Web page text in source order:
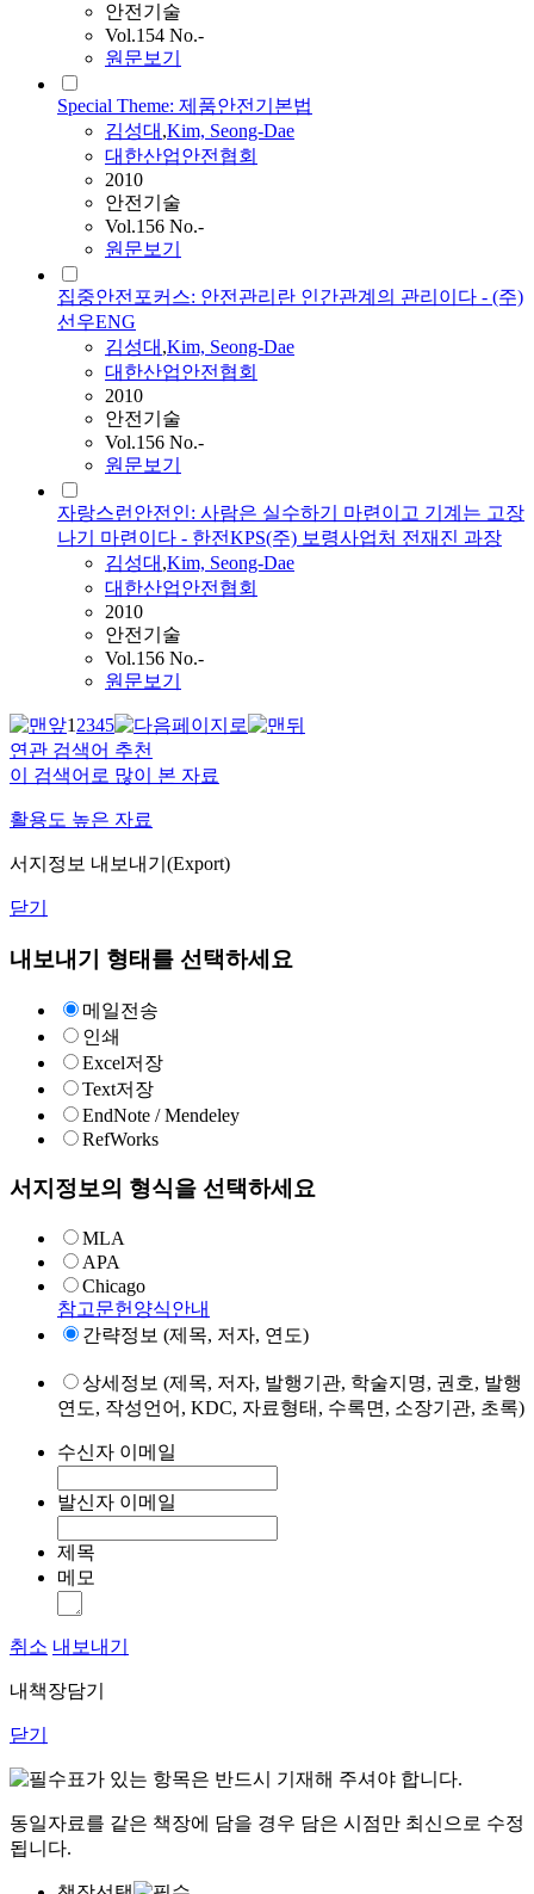
안전기술
Vol.154 No.-
원문보기
Special Theme: 제품안전기본법
김성대 ,Kim, Seong-Dae
대한산업안전협회
2010
안전기술
Vol.156 No.-
원문보기
집중안전포커스: 안전관리란 인간관계의 관리이다 - (주)
선우ENG
김성대 ,Kim, Seong-Dae
대한산업안전협회
2010
안전기술
Vol.156 No.-
원문보기
자랑스런안전인: 사람은 실수하기 마련이고 기계는 고장
나기 마련이다 - 한전KPS(주) 보령사업처 전재진 과장
김성대 ,Kim, Seong-Dae
대한산업안전협회
2010
안전기술
Vol.156 No.-
원문보기
12345
연관 검색어 추천
이 검색어로 많이 본 자료
활용도 높은 자료
서지정보 내보내기(Export)
닫기
내보내기 형태를 선택하세요
메일전송
인쇄
Excel저장
Text저장
EndNote / Mendeley
RefWorks
서지정보의 형식을 선택하세요
MLA
APA
Chicago
참고문헌양식안내
간략정보 (제목, 저자, 연도)
상세정보 (제목, 저자, 발행기관, 학술지명, 권호, 발행
연도, 작성언어, KDC, 자료형태, 수록면, 소장기관, 초록)
수신자 이메일
발신자 이메일
제목
메모
취소 내보내기
내책장담기
닫기
표가 있는 항목은 반드시 기재해 주셔야 합니다.
동일자료를 같은 책장에 담을 경우 담은 시점만 최신으로 수정
됩니다.